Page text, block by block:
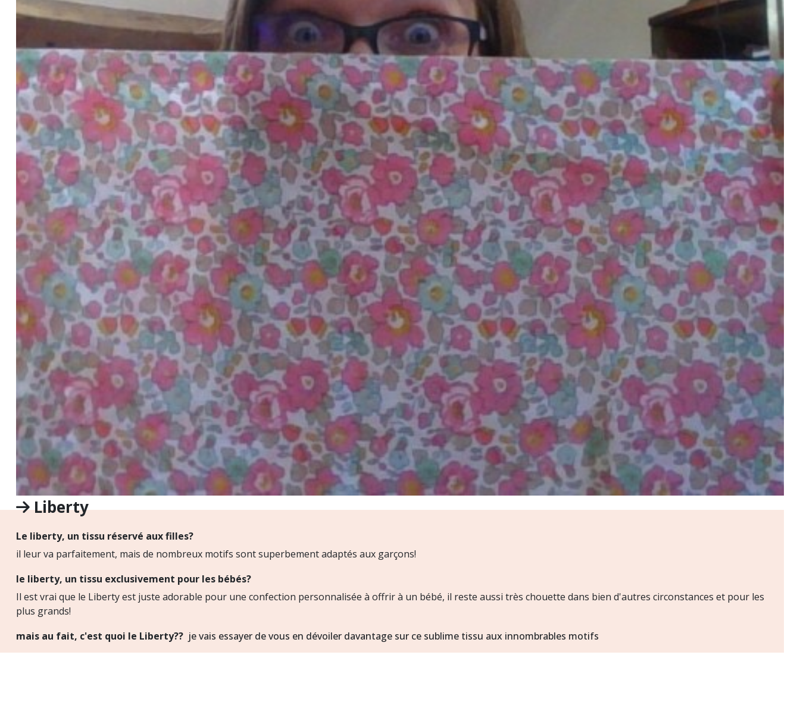
Liberty
Le liberty, un tissu réservé aux filles?
il leur va parfaitement, mais de nombreux motifs sont superbement adaptés aux garçons!
le liberty, un tissu exclusivement pour les bébés?
Il est vrai que le Liberty est juste adorable pour une confection personnalisée à offrir à un bébé, il reste aussi très chouette dans bien d'autres circonstances et pour les
plus grands!
mais au fait, c'est quoi le Liberty?? je vais essayer de vous en dévoiler davantage sur ce sublime tissu aux innombrables motifs